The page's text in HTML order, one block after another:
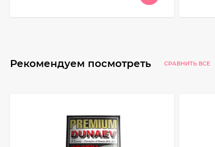
Рекомендуем посмотреть СРАВНИТЬ ВСЕ